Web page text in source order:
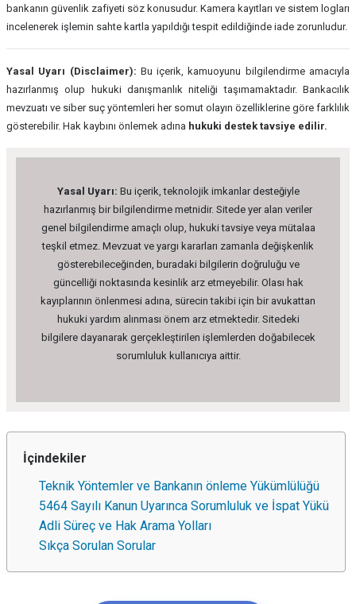
bankanın güvenlik zafiyeti söz konusudur. Kamera kayıtları ve sistem logları
incelenerek işlemin sahte kartla yapıldığı tespit edildiğinde iade zorunludur.
Yasal Uyarı (Disclaimer): Bu içerik, kamuoyunu bilgilendirme amacıyla
hazırlanmış olup hukuki danışmanlık niteliği taşımamaktadır. Bankacılık
mevzuatı ve siber suç yöntemleri her somut olayın özelliklerine göre farklılık
gösterebilir. Hak kaybını önlemek adına hukuki destek tavsiye edilir.
Yasal Uyarı: Bu içerik, teknolojik imkanlar desteğiyle
hazırlanmış bir bilgilendirme metnidir. Sitede yer alan veriler
genel bilgilendirme amaçlı olup, hukuki tavsiye veya mütalaa
teşkil etmez. Mevzuat ve yargı kararları zamanla değişkenlik
gösterebileceğinden, buradaki bilgilerin doğruluğu ve
güncelliği noktasında kesinlik arz etmeyebilir. Olası hak
kayıplarının önlenmesi adına, sürecin takibi için bir avukattan
hukuki yardım alınması önem arz etmektedir. Sitedeki
bilgilere dayanarak gerçekleştirilen işlemlerden doğabilecek
sorumluluk kullanıcıya aittir.
İçindekiler
Teknik Yöntemler ve Bankanın önleme Yükümlülüğü
5464 Sayılı Kanun Uyarınca Sorumluluk ve İspat Yükü
Adli Süreç ve Hak Arama Yolları
Sıkça Sorulan Sorular